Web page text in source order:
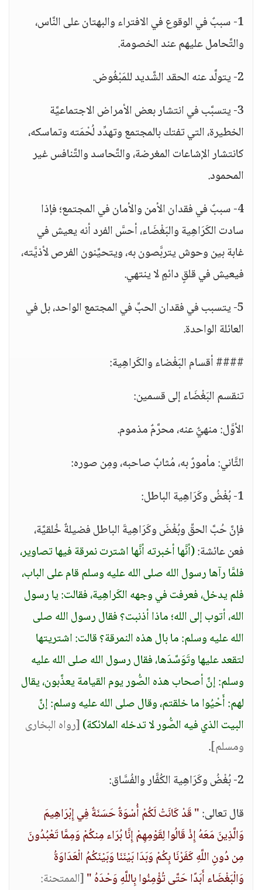
1- سببٌ في الوقوع في الافتراء والبهتان على النَّاس،
والتَّحامل عليهم عند الخصومة.
2- يتولَّد عنه الحقد الشَّديد للمَبْغُوض.
3- يتسبَّب في انتشار بعض الأمراض الاجتماعيَّة
الخطيرة، التي تفتك بالمجتمع وتهدِّد لُحْمَته وتماسكه،
كانتشار الإشاعات المغرضة، والتَّحاسد والتَّنافس غير
المحمود.
4- سببٌ في فقدان الأمن والأمان في المجتمع؛ فإذا
سادت الكَرَاهِية والبَغْضَاء، أحسَّ الفرد أنه يعيش في
غابة بين وحوش يتربَّصون به، ويتحيَّنون الفرص لأذيَّته،
فيعيش في قلقٍ دائمٍ لا ينتهي.
5- يتسبب في فقدان الحبِّ في المجتمع الواحد، بل في
العائلة الواحدة.
#### أقسام البَغْضاء والكَراهِية:
تنقسم البَغْضَاء إلى قسمين:
الأوَّل: منهيٌّ عنه، محرَّمٌ مذموم.
الثَّاني: مأمورٌ به، مُثابٌ صاحبه، ومِن صوره:
1- بُغْضُ وكَرَاهِية الباطل:
فإنَّ حُبَّ الحقِّ وبُغْضَ وكَرَاهِيةَ الباطل فضيلةٌ خُلقيَّة،
فعن عائشة:(أنَّها أخبرته أنَّها اشترت نمرقة فيها تصاوير،
فلمَّا رآها رسول الله صلى الله عليه وسلم قام على الباب،
فلم يدخل، فعرفت في وجهه الكَراهِية، فقالت: يا رسول
الله، أتوب إلى الله؛ ماذا أذنبت؟ فقال رسول الله صلى
الله عليه وسلم: ما بال هذه النمرقة؟ قالت: اشتريتها
لتقعد عليها وتَوَسَّدَها، فقال رسول الله صلى الله عليه
وسلم: إنَّ أصحاب هذه الصُّور يوم القيامة يعذَّبون، يقال
لهم: أَحْيُوا ما خلقتم، وقال صلى الله عليه وسلم: إنَّ
البيت الذي فيه الصُّور لا تدخله الملائكة)[رواه البخارى
ومسلم].
2- بُغْضُ وكَرَاهِية الكُفَّار والفُسَّاق:
قال تعالى:" قَدْ كَانَتْ لَكُمْ أُسْوَةٌ حَسَنَةٌ فِي إِبْرَاهِيمَ
وَالَّذِينَ مَعَهُ إِذْ قَالُوا لِقَوْمِهِمْ إِنَّا بُرَاء مِنكُمْ وَمِمَّا تَعْبُدُونَ
مِن دُونِ اللَّهِ كَفَرْنَا بِكُمْ وَبَدَا بَيْنَنَا وَبَيْنَكُمُ الْعَدَاوَةُ
وَالْبَغْضَاء أَبَدًا حَتَّى تُؤْمِنُوا بِاللَّهِ وَحْدَهُ "[الممتحنة: